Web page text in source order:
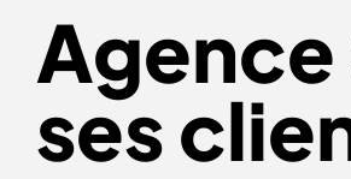
Agence
ses